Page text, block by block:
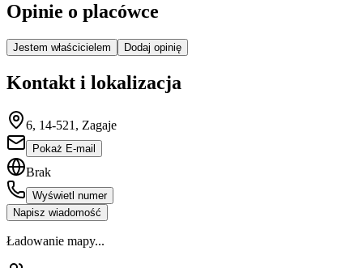
Opinie o placówce
Jestem właścicielem Dodaj opinię
Kontakt i lokalizacja
6, 14-521, Zagaje
Pokaż E-mail
Brak
Wyświetl numer
Napisz wiadomość
Ładowanie mapy...